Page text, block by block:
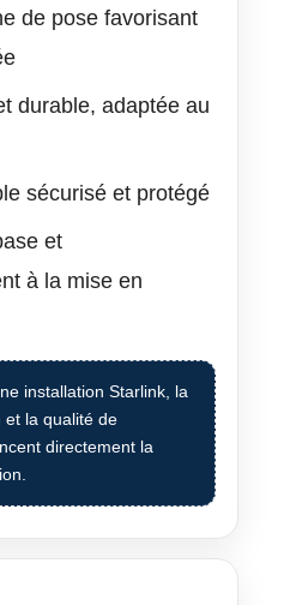
de pose favorisant
durable, adaptée au
sécurisé et protégé
et
à la mise en
installation Starlink, la
et la qualité de
directement la